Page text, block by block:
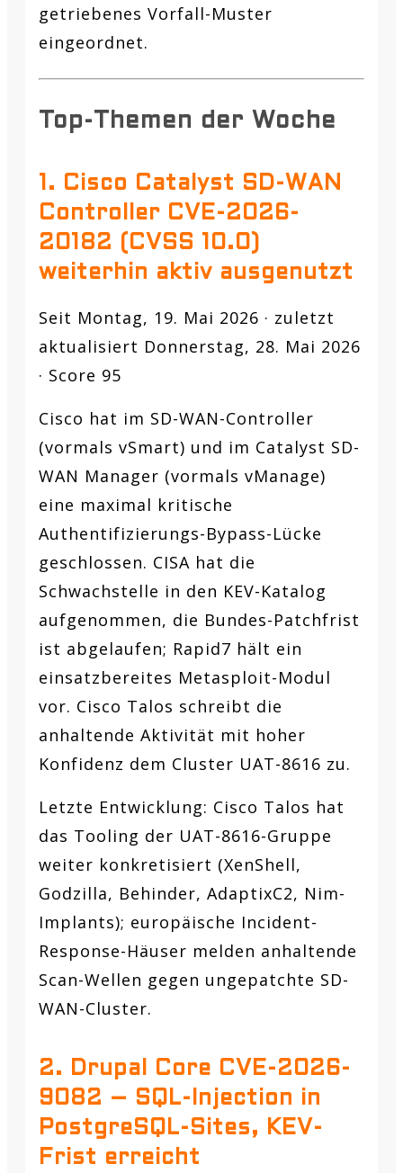
getriebenes Vorfall-Muster
eingeordnet.
Top-Themen der Woche
1. Cisco Catalyst SD-WAN
Controller CVE-2026-
20182 (CVSS 10.0)
weiterhin aktiv ausgenutzt
Seit Montag, 19. Mai 2026 · zuletzt
aktualisiert Donnerstag, 28. Mai 2026
· Score 95
Cisco hat im SD-WAN-Controller
(vormals vSmart) und im Catalyst SD-
WAN Manager (vormals vManage)
eine maximal kritische
Authentifizierungs-Bypass-Lücke
geschlossen. CISA hat die
Schwachstelle in den KEV-Katalog
aufgenommen, die Bundes-Patchfrist
ist abgelaufen; Rapid7 hält ein
einsatzbereites Metasploit-Modul
vor. Cisco Talos schreibt die
anhaltende Aktivität mit hoher
Konfidenz dem Cluster UAT-8616 zu.
Letzte Entwicklung: Cisco Talos hat
das Tooling der UAT-8616-Gruppe
weiter konkretisiert (XenShell,
Godzilla, Behinder, AdaptixC2, Nim-
Implants); europäische Incident-
Response-Häuser melden anhaltende
Scan-Wellen gegen ungepatchte SD-
WAN-Cluster.
2. Drupal Core CVE-2026-
9082 – SQL-Injection in
PostgreSQL-Sites, KEV-
Frist erreicht